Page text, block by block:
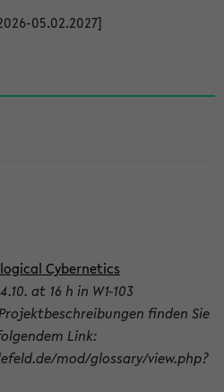
05.02.2027]
Cybernetics
at 16 h in W1-103
finden Sie
Link:
mod/glossary/view.php?